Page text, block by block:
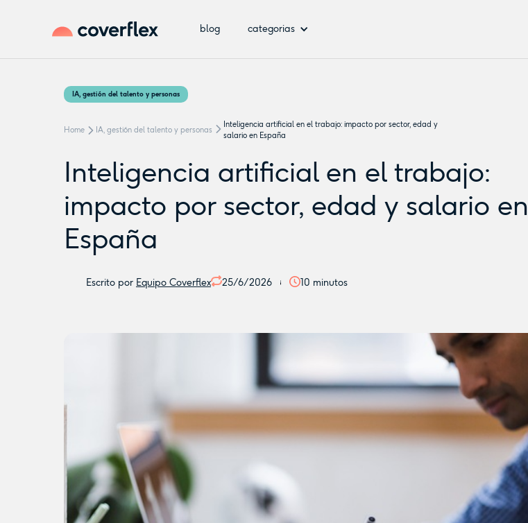
blog categorias
IA, gestión del talento y personas
Home IA, gestión del talento y personas
Inteligencia artificial en el trabajo: impacto por sector, edad y
salario en España
Inteligencia artificial en el trabajo:
impacto por sector, edad y salario en
España
Escrito por Equipo Coverflex 25/6/2026 10 minutos